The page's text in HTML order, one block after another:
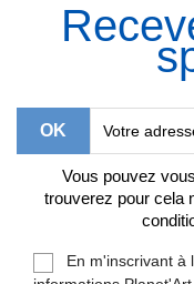
Vous pouvez
trouverez pour cela
En m'inscrivant à